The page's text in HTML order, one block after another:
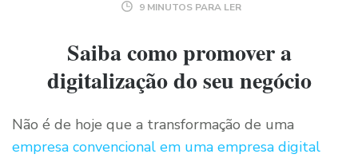
9 MINUTOS PARA LER
Saiba como promover a
digitalização do seu negócio
Não é de hoje que a transformação de uma
empresa convencional em uma empresa digital